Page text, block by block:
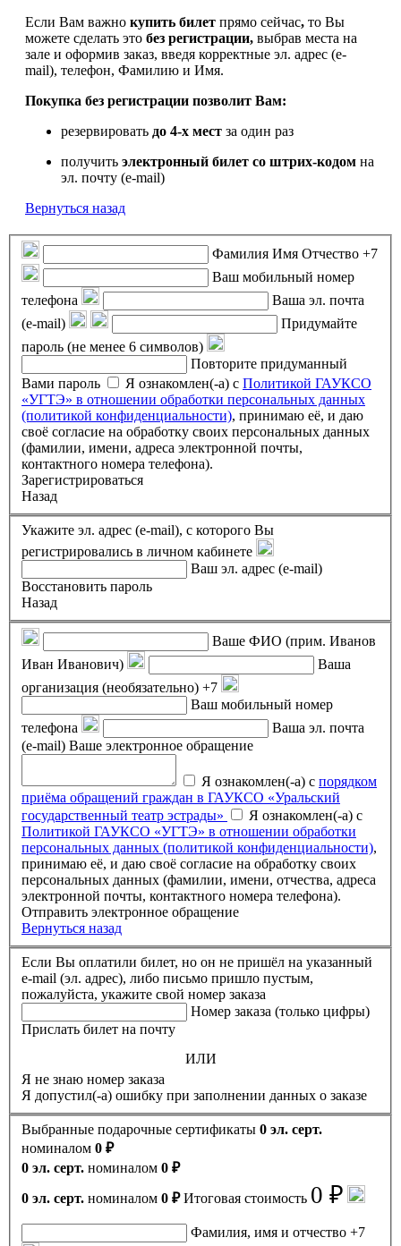
Если Вам важно купить билет прямо сейчас, то Вы
можете сделать это без регистрации, выбрав места на
зале и оформив заказ, введя корректные эл. адрес (e-
mail), телефон, Фамилию и Имя.
Покупка без регистрации позволит Вам:
резервировать до 4-х мест за один раз
получить электронный билет со штрих-кодом на
эл. почту (e-mail)
Вернуться назад
Фамилия Имя Отчество +7
Ваш мобильный номер
телефона
Ваша эл. почта
(e-mail)
Придумайте
пароль (не менее 6 символов)
Повторите придуманный
Вами пароль
Я ознакомлен(-а) с Политикой ГАУКСО
«УГТЭ» в отношении обработки персональных данных
(политикой конфиденциальности), принимаю её, и даю
своё согласие на обработку своих персональных данных
(фамилии, имени, адреса электронной почты,
контактного номера телефона).
Зарегистрироваться
Назад
Укажите эл. адрес (e-mail), с которого Вы
регистрировались в личном кабинете
Ваш эл. адрес (e-mail)
Восстановить пароль
Назад
Ваше ФИО (прим. Иванов
Иван Иванович)
Ваша
организация (необязательно) +7
Ваш мобильный номер
телефона
Ваша эл. почта
(e-mail) Ваше электронное обращение
Я ознакомлен(-а) с порядком
приёма обращений граждан в ГАУКСО «Уральский
государственный театр эстрады»
Я ознакомлен(-а) с
Политикой ГАУКСО «УГТЭ» в отношении обработки
персональных данных (политикой конфиденциальности),
принимаю её, и даю своё согласие на обработку своих
персональных данных (фамилии, имени, отчества, адреса
электронной почты, контактного номера телефона).
Отправить электронное обращение
Вернуться назад
Если Вы оплатили билет, но он не пришёл на указанный
e-mail (эл. адрес), либо письмо пришло пустым,
пожалуйста, укажите свой номер заказа
Номер заказа (только цифры)
Прислать билет на почту
ИЛИ
Я не знаю номер заказа
Я допустил(-а) ошибку при заполнении данных о заказе
Выбранные подарочные сертификаты 0 эл. серт.
номиналом 0 ₽
0 эл. серт. номиналом 0 ₽
0 эл. серт. номиналом 0 ₽ Итоговая стоимость 0 ₽
Фамилия, имя и отчество +7